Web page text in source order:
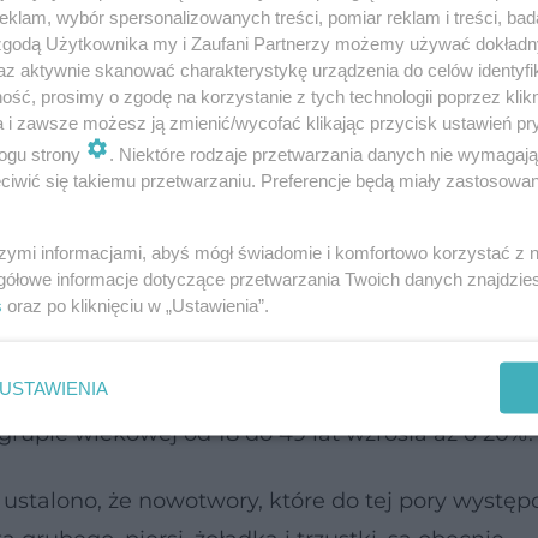
od momentu kiedy uksiężnej Kate
Research UK tylko co dziesiąty nowotwór
brytyjskie media, specjaliści
wśród młodych osób.
są osoby w podeszłym wieku, to jednak dr
podkreśla, że można powiedzieć o
życia, a przyczyna tego zjawiska wciąż nie
w Irlandii Północnej wynika
wiekowej od 18 do 49 lat wzrosła aż o 20%.
że nowotwory, które do tej pory
wybór spersonalizowanych treści, pomiar reklam i treści,
Użytkownika my i Zaufani Partnerzy możemy używać
aktywnie skanować charakterystykę urządzenia do celów
prosimy o zgodę na korzystanie z tych technologii poprzez
i zawsze możesz ją zmienić/wycofać klikając przycisk ustawień
strony
. Niektóre rodzaje przetwarzania danych nie
się takiemu przetwarzaniu. Preferencje będą miały
informacjami, abyś mógł świadomie i komfortowo korzystać z
informacje dotyczące przetwarzania Twoich danych
oraz po kliknięciu w „Ustawienia”.
USTAWIENIA